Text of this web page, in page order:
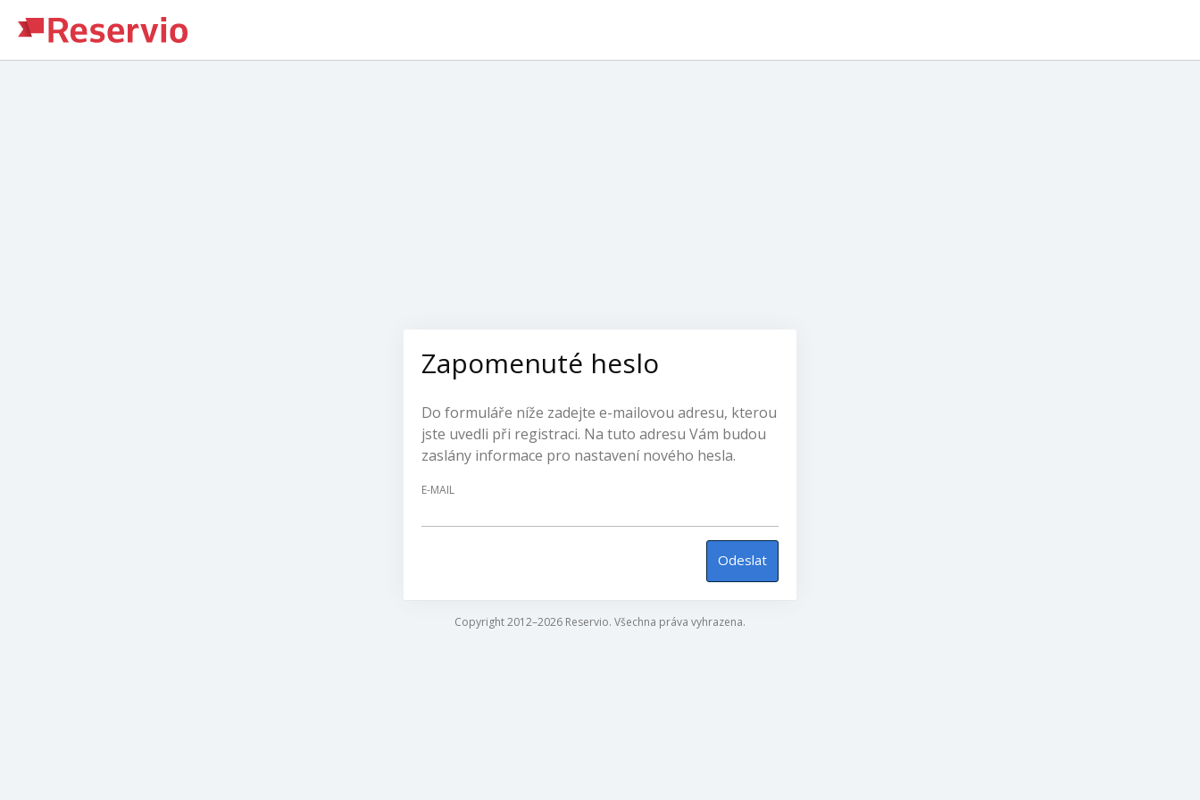
Zapomenuté heslo
Do formuláře níže zadejte e-mailovou adresu, kterou
jste uvedli při registraci. Na tuto adresu Vám budou
zaslány informace pro nastavení nového hesla.
E-MAIL
Odeslat
Copyright 2012–2026 Reservio. Všechna práva vyhrazena.